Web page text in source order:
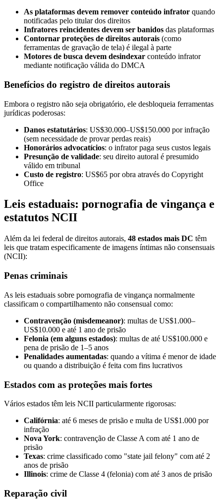
As plataformas devem remover conteúdo infrator quando
notificadas pelo titular dos direitos
Infratores reincidentes devem ser banidos das plataformas
Contornar proteções de direitos autorais (como
ferramentas de gravação de tela) é ilegal à parte
Motores de busca devem desindexar conteúdo infrator
mediante notificação válida do DMCA
Benefícios do registro de direitos autorais
Embora o registro não seja obrigatório, ele desbloqueia ferramentas
jurídicas poderosas:
Danos estatutários: US$30.000–US$150.000 por infração
(sem necessidade de provar perdas reais)
Honorários advocatícios: o infrator paga seus custos legais
Presunção de validade: seu direito autoral é presumido
válido em tribunal
Custo de registro: US$65 por obra através do Copyright
Office
Leis estaduais: pornografia de vingança e
estatutos NCII
Além da lei federal de direitos autorais, 48 estados mais DC têm
leis que tratam especificamente de imagens íntimas não consensuais
(NCII):
Penas criminais
As leis estaduais sobre pornografia de vingança normalmente
classificam o compartilhamento não consensual como:
Contravenção (misdemeanor): multas de US$1.000–
US$10.000 e até 1 ano de prisão
Felonia (em alguns estados): multas de até US$100.000 e
pena de prisão de 1–5 anos
Penalidades aumentadas: quando a vítima é menor de idade
ou quando a distribuição é feita com fins lucrativos
Estados com as proteções mais fortes
Vários estados têm leis NCII particularmente rigorosas:
Califórnia: até 6 meses de prisão e multa de US$1.000 por
infração
Nova York: contravenção de Classe A com até 1 ano de
prisão
Texas: crime classificado como "state jail felony" com até 2
anos de prisão
Illinois: crime de Classe 4 (felonia) com até 3 anos de prisão
Reparação civil